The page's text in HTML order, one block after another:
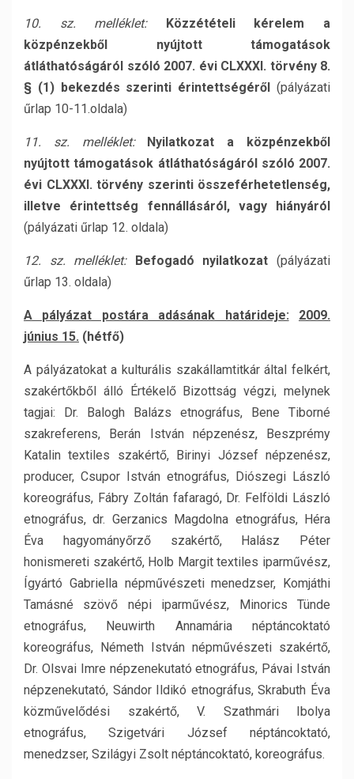
10. sz. melléklet:
Közzétételi kérelem a
közpénzekből nyújtott támogatások
átláthatóságáról szóló 2007. évi CLXXXI. törvény 8.
§ (1) bekezdés szerinti érintettségéről (pályázati
űrlap 10-11.oldala)
11. sz. melléklet:
Nyilatkozat a közpénzekből
nyújtott támogatások átláthatóságáról szóló 2007.
évi CLXXXI. törvény szerinti összeférhetetlenség,
illetve érintettség fennállásáról, vagy hiányáról
(pályázati űrlap 12. oldala)
12. sz. melléklet: Befogadó nyilatkozat (pályázati
űrlap 13. oldala)
A pályázat postára adásának határideje:
2009.
június 15. (hétfő)
A pályázatokat a kulturális szakállamtitkár által felkért,
szakértőkből álló Értékelő Bizottság végzi, melynek
tagjai: Dr. Balogh Balázs etnográfus, Bene Tiborné
szakreferens, Berán István népzenész, Beszprémy
Katalin textiles szakértő, Birinyi József népzenész,
producer, Csupor István etnográfus, Diószegi László
koreográfus, Fábry Zoltán fafaragó, Dr. Felföldi László
etnográfus, dr. Gerzanics Magdolna etnográfus, Héra
Éva hagyományőrző szakértő, Halász Péter
honismereti szakértő, Holb Margit textiles iparművész,
Ígyártó Gabriella népművészeti menedzser, Komjáthi
Tamásné szövő népi iparművész, Minorics Tünde
etnográfus, Neuwirth Annamária néptáncoktató
koreográfus, Németh István népművészeti szakértő,
Dr. Olsvai Imre népzenekutató etnográfus, Pávai István
népzenekutató, Sándor Ildikó etnográfus, Skrabuth Éva
közművelődési szakértő, V. Szathmári Ibolya
etnográfus, Szigetvári József néptáncoktató,
menedzser, Szilágyi Zsolt néptáncoktató, koreográfus.